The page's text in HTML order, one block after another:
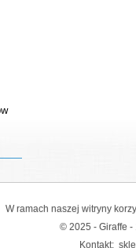
W ramach naszej witryny
© 2025 - Giraffe -
Kontakt: